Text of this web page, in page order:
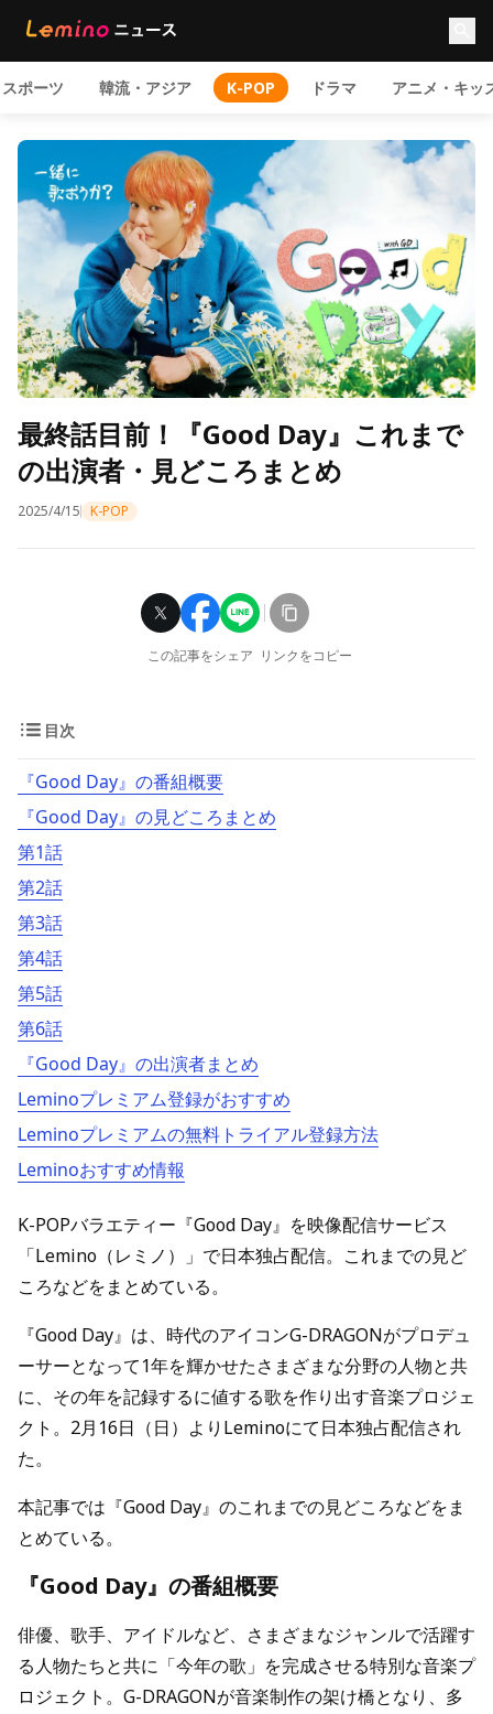
スポーツ 韓流・アジア K-POP ドラマ アニメ・キッ
最終話目前！『Good Day』これまで
の出演者・見どころまとめ
2025/4/15 K-POP
この記事をシェア リンクをコピー
目次
『Good Day』の番組概要
『Good Day』の見どころまとめ
第1話
第2話
第3話
第4話
第5話
第6話
『Good Day』の出演者まとめ
Leminoプレミアム登録がおすすめ
Leminoプレミアムの無料トライアル登録方法
Leminoおすすめ情報
K-POPバラエティー『Good Day』を映像配信サービス
「Lemino（レミノ）」で日本独占配信。これまでの見ど
ころなどをまとめている。
『Good Day』は、時代のアイコンG-DRAGONがプロデュ
ーサーとなって1年を輝かせたさまざまな分野の人物と共
に、その年を記録するに値する歌を作り出す音楽プロジェ
クト。2月16日（日）よりLeminoにて日本独占配信され
た。
本記事では『Good Day』のこれまでの見どころなどをま
とめている。
『Good Day』の番組概要
俳優、歌手、アイドルなど、さまざまなジャンルで活躍す
る人物たちと共に「今年の歌」を完成させる特別な音楽プ
ロジェクト。G-DRAGONが音楽制作の架け橋となり、多